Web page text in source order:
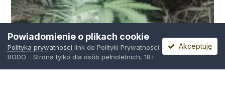
Powiadomienie o plikach cookie
Polityka prywatności link do Polityki Prywatności
RODO - Strona tylko dla osób pełnoletnich, 18+
Akceptuję